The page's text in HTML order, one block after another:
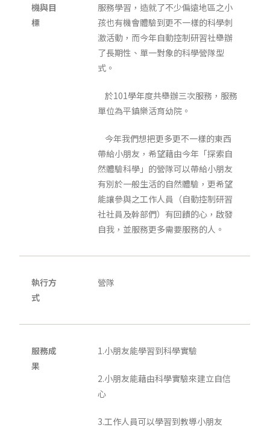
機與目
標
服務學習，造就了不少偏遠地區之小
孩也有機會體驗到更不一樣的科學刺
激活動，而今年自動控制研習社舉辦
了長期性、單一對象的科學營隊型
式。
於101學年度共舉辦三次服務，服務
單位為平鎮樂活育幼院。
今年我們想把更多更不一樣的東西
帶給小朋友，希望藉由今年「探索自
然體驗科學」的營隊可以帶給小朋友
有別於一般生活的自然體驗，更希望
能讓參與之工作人員（自動控制研習
社社員及幹部們）有回饋的心，啟發
自我，並服務更多需要服務的人。
執行方
式
營隊
服務成
果
1.小朋友能學習到科學實驗
2.小朋友能藉由科學實驗來建立自信
心
3.工作人員可以學習到教導小朋友